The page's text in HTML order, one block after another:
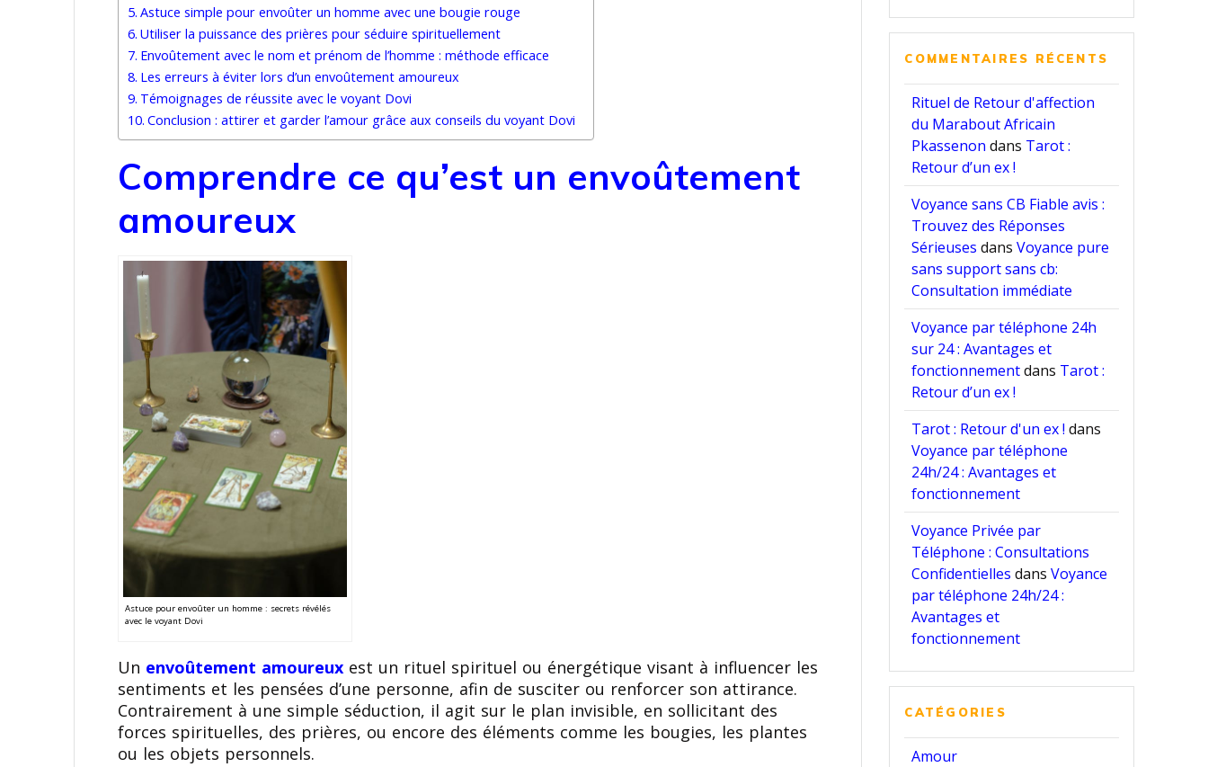
Astuce simple pour envoûter un homme avec une bougie rouge
Utiliser la puissance des prières pour séduire spirituellement
Envoûtement avec le nom et prénom de l’homme : méthode efficace
Les erreurs à éviter lors d’un envoûtement amoureux
Témoignages de réussite avec le voyant Dovi
Conclusion : attirer et garder l’amour grâce aux conseils du voyant Dovi
Comprendre ce qu’est un envoûtement
amoureux
Astuce pour envoûter un homme : secrets révélés
avec le voyant Dovi
Un envoûtement amoureux est un rituel spirituel ou énergétique visant à influencer les
sentiments et les pensées d’une personne, afin de susciter ou renforcer son attirance.
Contrairement à une simple séduction, il agit sur le plan invisible, en sollicitant des
forces spirituelles, des prières, ou encore des éléments comme les bougies, les plantes
ou les objets personnels.
COMMENTAIRES RÉCENTS
Rituel de Retour d'affection
du Marabout Africain
Pkassenon dans Tarot :
Retour d’un ex !
Voyance sans CB Fiable avis :
Trouvez des Réponses
Sérieuses dansVoyance pure
sans support sans cb:
Consultation immédiate
Voyance par téléphone 24h
sur 24 : Avantages et
fonctionnementdans Tarot :
Retour d’un ex !
Tarot : Retour d'un ex ! dans
Voyance par téléphone
24h/24 : Avantages et
fonctionnement
Voyance Privée par
Téléphone : Consultations
Confidentielles dansVoyance
par téléphone 24h/24 :
Avantages et
fonctionnement
CATÉGORIES
Amour